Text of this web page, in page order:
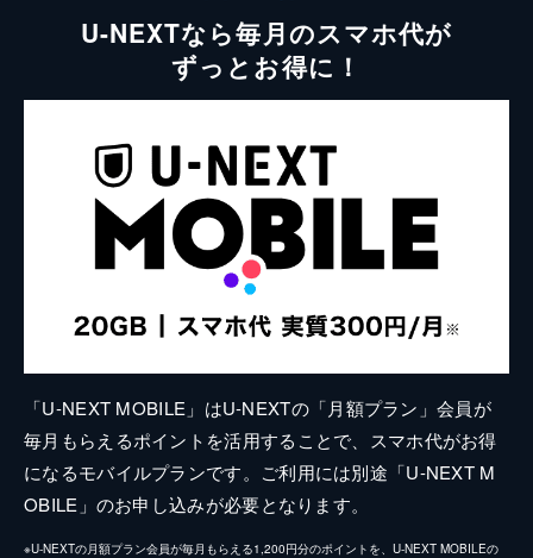
U-NEXTなら毎月のスマホ代が
ずっとお得に！
「U-NEXT MOBILE」はU-NEXTの「月額プラン」会員が
毎月もらえるポイントを活用することで、スマホ代がお得
になるモバイルプランです。ご利用には別途「U-NEXT M
OBILE」のお申し込みが必要となります。
※U-NEXTの月額プラン会員が毎月もらえる1,200円分のポイントを、U-NEXT MOBILEの